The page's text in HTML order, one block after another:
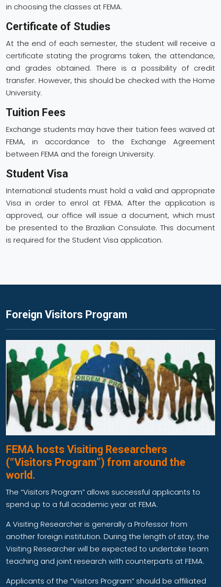
in choosing the classes at FEMA.
Certificate of Studies
At the end of each semester, the student will receive a
certificate stating the programs taken, the attendance,
and grades obtained. There is a possibility of credit
transfer. However, this should be checked with the Home
University.
Tuition Fees
Exchange students may have their tuition fees waived at
FEMA, in accordance to the Exchange Agreement
between FEMA and the foreign University.
Student Visa
International students must hold a valid and appropriate
Visa in order to enrol at FEMA. After the application is
approved, our office will issue a document, which must
be presented to the Brazilian Consulate. This document
is required for the Student Visa application.
Foreign Visitors Program
FEMA hosts Visiting Researchers
(“Visitors Program”) from around the
world.
The “Visitors Program” allows successful applicants to
spend up to a full academic year at FEMA.
A Visiting Researcher is generally a Professor from
another foreign institution. During the length of stay, the
Visiting Researcher will be expected to undertake team
teaching and joint research with counterparts at FEMA.
Applicants of the “Visitors Program” should be affiliated